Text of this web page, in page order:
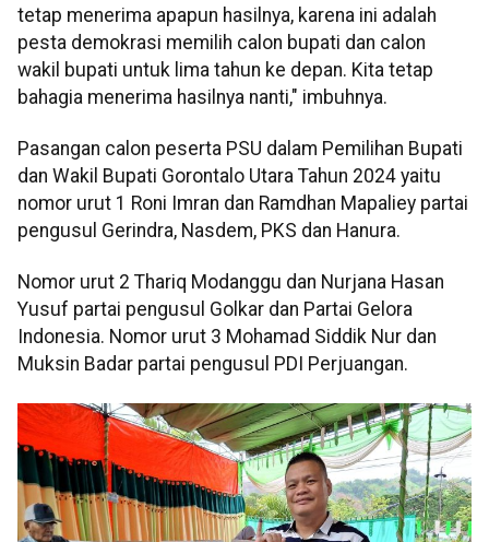
tetap menerima apapun hasilnya, karena ini adalah
pesta demokrasi memilih calon bupati dan calon
wakil bupati untuk lima tahun ke depan. Kita tetap
bahagia menerima hasilnya nanti," imbuhnya.
Pasangan calon peserta PSU dalam Pemilihan Bupati
dan Wakil Bupati Gorontalo Utara Tahun 2024 yaitu
nomor urut 1 Roni Imran dan Ramdhan Mapaliey partai
pengusul Gerindra, Nasdem, PKS dan Hanura.
Nomor urut 2 Thariq Modanggu dan Nurjana Hasan
Yusuf partai pengusul Golkar dan Partai Gelora
Indonesia. Nomor urut 3 Mohamad Siddik Nur dan
Muksin Badar partai pengusul PDI Perjuangan.